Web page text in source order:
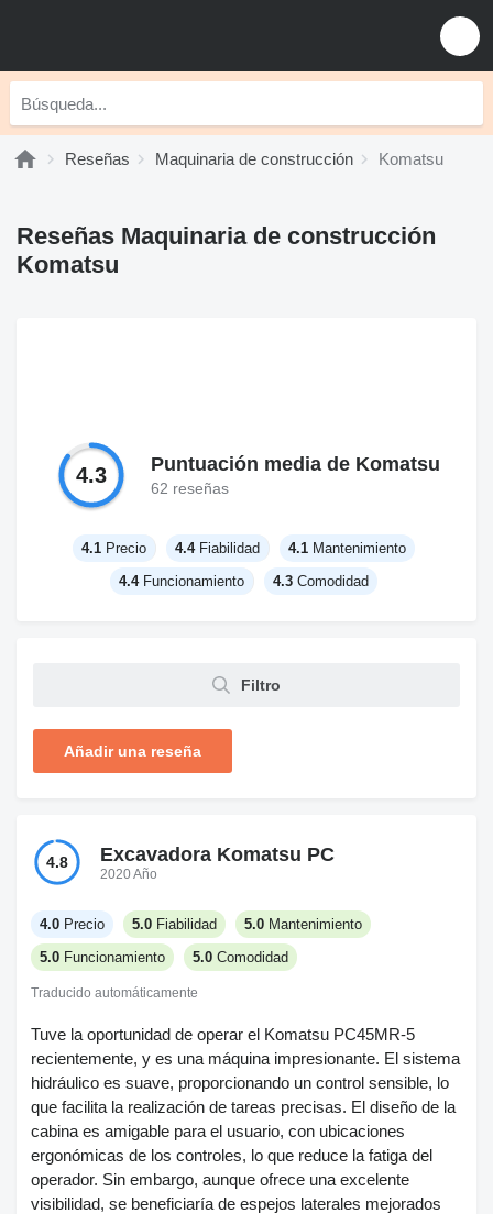
Reseñas Maquinaria de construcción Komatsu
Reseñas Maquinaria de construcción
Komatsu
4.3 Puntuación media de Komatsu
62 reseñas
4.1 Precio 4.4Fiabilidad 4.1 Mantenimiento
4.4Funcionamiento 4.3 Comodidad
Filtro
Añadir una reseña
4.8 Excavadora Komatsu PC
2020 Año
4.0 Precio 5.0 Fiabilidad 5.0 Mantenimiento
5.0 Funcionamiento 5.0 Comodidad
Traducido automáticamente
Tuve la oportunidad de operar el Komatsu PC45MR-5
recientemente, y es una máquina impresionante. El sistema
hidráulico es suave, proporcionando un control sensible, lo
que facilita la realización de tareas precisas. El diseño de la
cabina es amigable para el usuario, con ubicaciones
ergonómicas de los controles, lo que reduce la fatiga del
operador. Sin embargo, aunque ofrece una excelente
visibilidad, se beneficiaría de espejos laterales mejorados